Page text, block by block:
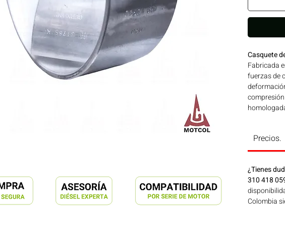
Casquete
Fabricada
fuerzas de
energía
Precios.
¿Tienes
310 418
Colombia